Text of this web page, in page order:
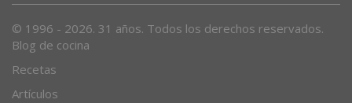
© 1996 - 2026. 31 años. Todos los derechos reservados.
Blog de cocina
Recetas
Artículos